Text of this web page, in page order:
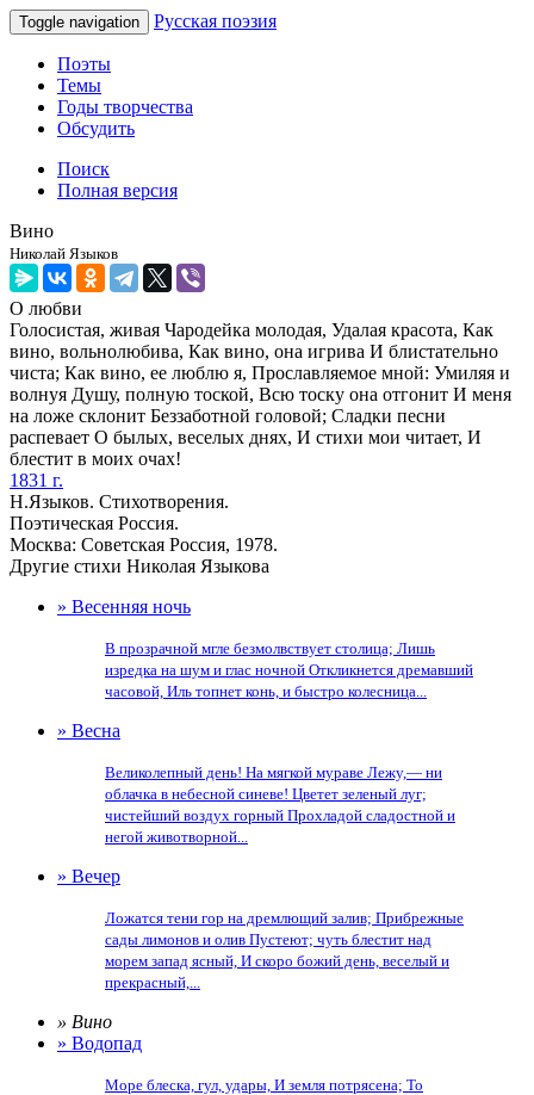
Toggle navigation Русская поэзия
Поэты
Темы
Годы творчества
Обсудить
Поиск
Полная версия
Вино
Николай Языков
О любви
Голосистая, живая Чародейка молодая, Удалая красота, Как
вино, вольнолюбива, Как вино, она игрива И блистательно
чиста; Как вино, ее люблю я, Прославляемое мной: Умиляя и
волнуя Душу, полную тоской, Всю тоску она отгонит И меня
на ложе склонит Беззаботной головой; Сладки песни
распевает О былых, веселых днях, И стихи мои читает, И
блестит в моих очах!
1831 г.
Н.Языков. Стихотворения.
Поэтическая Россия.
Москва: Советская Россия, 1978.
Другие стихи Николая Языкова
» Весенняя ночь
В прозрачной мгле безмолвствует столица; Лишь
изредка на шум и глас ночной Откликнется дремавший
часовой, Иль топнет конь, и быстро колесница...
» Весна
Великолепный день! На мягкой мураве Лежу,— ни
облачка в небесной синеве! Цветет зеленый луг;
чистейший воздух горный Прохладой сладостной и
негой животворной...
» Вечер
Ложатся тени гор на дремлющий залив; Прибрежные
сады лимонов и олив Пустеют; чуть блестит над
морем запад ясный, И скоро божий день, веселый и
прекрасный,...
» Вино
» Водопад
Море блеска, гул, удары, И земля потрясена; То